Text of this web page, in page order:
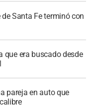
Santa Fe terminó con
que era buscado desde
pareja en auto que